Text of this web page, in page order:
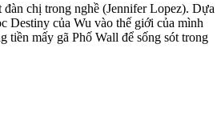
đàn chị trong nghề (Jennifer Lopez). Dựa
Destiny của Wu vào thế giới của mình
tiền mấy gã Phố Wall để sống sót trong